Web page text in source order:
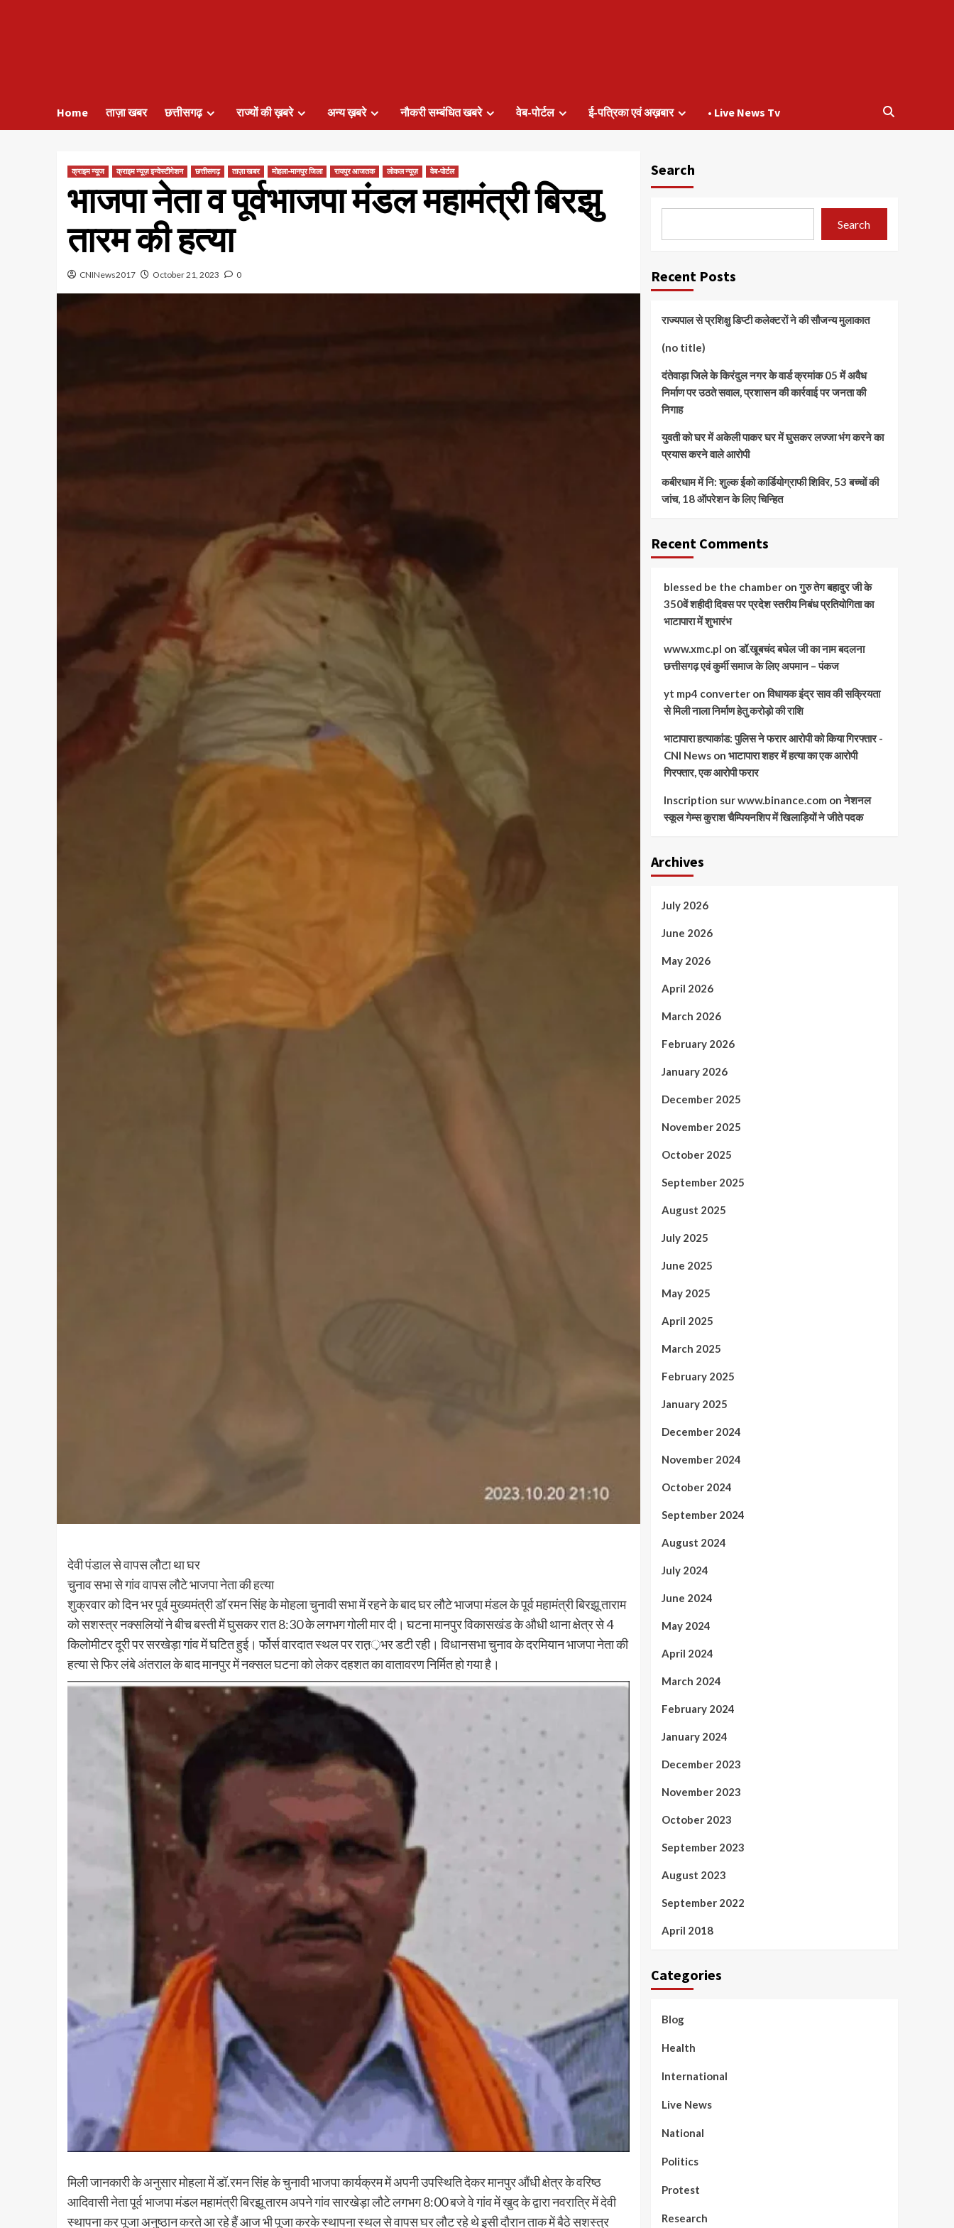
Home ताज़ा खबर छत्तीसगढ़ राज्यों की ख़बरे अन्य ख़बरे नौकरी सम्बंधित खबरे वेब-पोर्टल ई-पत्रिका एवं अख़बार • Live News Tv
क्राइम न्यूज क्राइम न्यूज़ इन्वेस्टीगेशन छत्तीसगढ़ ताज़ा खबर मोहला-मानपुर जिला रायपुर आजतक लोकल न्यूज़ वेब-पोर्टल
भाजपा नेता व पूर्वभाजपा मंडल महामंत्री बिरझु
तारम की हत्या
CNINews2017 October 21, 2023 0
देवी पंडाल से वापस लौटा था घर
चुनाव सभा से गांव वापस लौटे भाजपा नेता की हत्या
शुक्रवार को दिन भर पूर्व मुख्यमंत्री डॉ रमन सिंह के मोहला चुनावी सभा में रहने के बाद घर लौटे भाजपा मंडल के पूर्व महामंत्री बिरझू ताराम
को सशस्त्र नक्सलियों ने बीच बस्ती में घुसकर रात 8:30 के लगभग गोली मार दी। घटना मानपुर विकासखंड के औधी थाना क्षेत्र से 4
किलोमीटर दूरी पर सरखेड़ा गांव में घटित हुई। र्फोर्स वारदात स्थल पर रात़़़भर डटी रही। विधानसभा चुनाव के दरमियान भाजपा नेता की
हत्या से फिर लंबे अंतराल के बाद मानपुर में नक्सल घटना को लेकर दहशत का वातावरण निर्मित हो गया है।
मिली जानकारी के अनुसार मोहला में डॉ.रमन सिंह के चुनावी भाजपा कार्यक्रम में अपनी उपस्थिति देकर मानपुर औंधी क्षेत्र के वरिष्ठ
आदिवासी नेता पूर्व भाजपा मंडल महामंत्री बिरझू तारम अपने गांव सारखेड़ा लौटे लगभग 8:00 बजे वे गांव में खुद के द्वारा नवरात्रि में देवी
स्थापना कर पूजा अनुष्ठान करते आ रहे हैं आज भी पूजा करके स्थापना स्थल से वापस घर लौट रहे थे इसी दौरान ताक में बैठे सशस्त्र
Search
Search
Recent Posts
राज्यपाल से प्रशिक्षु डिप्टी कलेक्टरों ने की सौजन्य मुलाकात
(no title)
दंतेवाड़ा जिले के किरंदुल नगर के वार्ड क्रमांक 05 में अवैध
निर्माण पर उठते सवाल, प्रशासन की कार्रवाई पर जनता की
निगाह
युवती को घर में अकेली पाकर घर में घुसकर लज्जा भंग करने का
प्रयास करने वाले आरोपी
कबीरधाम में नि: शुल्क ईको कार्डियोग्राफी शिविर, 53 बच्चों की
जांच, 18 ऑपरेशन के लिए चिन्हित
Recent Comments
blessed be the chamberonगुरु तेग बहादुर जी के
350वें शहीदी दिवस पर प्रदेश स्तरीय निबंध प्रतियोगिता का
भाटापारा में शुभारंभ
www.xmc.pl onडॉ.खूबचंद बघेल जी का नाम बदलना
छत्तीसगढ़ एवं कुर्मी समाज के लिए अपमान – पंकज
yt mp4 converteronविधायक इंद्र साव की सक्रियता
से मिली नाला निर्माण हेतु करोड़ो की राशि
भाटापारा हत्याकांड: पुलिस ने फरार आरोपी को किया गिरफ्तार -
CNI Newson भाटापारा शहर में हत्या का एक आरोपी
गिरफ्तार, एक आरोपी फरार
Inscription sur www.binance.com onनेशनल
स्कूल गेम्स कुराश चैम्पियनशिप में खिलाड़ियों ने जीते पदक
Archives
July 2026
June 2026
May 2026
April 2026
March 2026
February 2026
January 2026
December 2025
November 2025
October 2025
September 2025
August 2025
July 2025
June 2025
May 2025
April 2025
March 2025
February 2025
January 2025
December 2024
November 2024
October 2024
September 2024
August 2024
July 2024
June 2024
May 2024
April 2024
March 2024
February 2024
January 2024
December 2023
November 2023
October 2023
September 2023
August 2023
September 2022
April 2018
Categories
Blog
Health
International
Live News
National
Politics
Protest
Research